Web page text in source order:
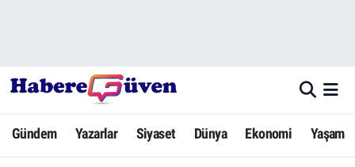
Gündem Yazarlar Siyaset Dünya Ekonomi Yaşam
Yazarlar
Dünya
Hava Durumu
Trafik Durumu